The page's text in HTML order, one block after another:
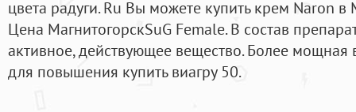
цвета радуги. Ru Вы можете купить крем Naron в
Цена МагнитогорскSuG Female. В состав
активное, действующее вещество. Более мощная
для повышения купить виагру 50.